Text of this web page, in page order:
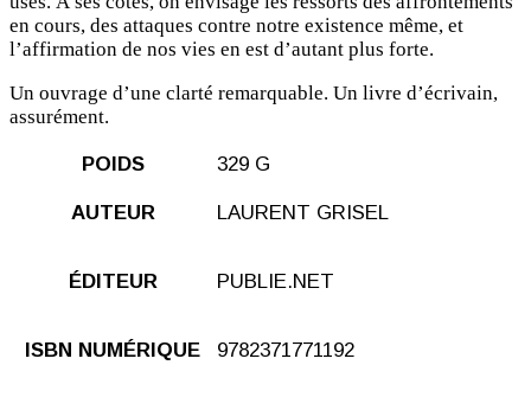
en cours, des attaques contre notre existence même, et
l’affirmation de nos vies en est d’autant plus forte.
Un ouvrage d’une clarté remarquable. Un livre d’écrivain,
assurément.
POIDS 329 G
AUTEUR LAURENT GRISEL
ÉDITEUR PUBLIE.NET
ISBN NUMÉRIQUE 9782371771192